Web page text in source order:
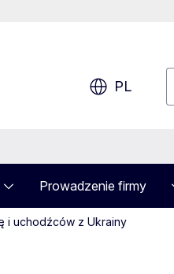
PL
Prowadzenie firmy
i uchodźców z Ukrainy